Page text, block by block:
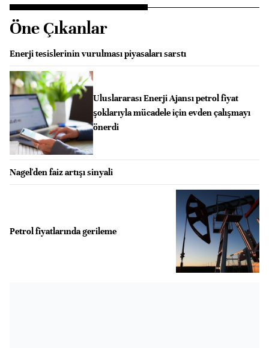
Öne Çıkanlar
Enerji tesislerinin vurulması piyasaları sarstı
Uluslararası Enerji Ajansı petrol fiyat
şoklarıyla mücadele için evden çalışmayı
önerdi
Nagel'den faiz artışı sinyali
Petrol fiyatlarında gerileme